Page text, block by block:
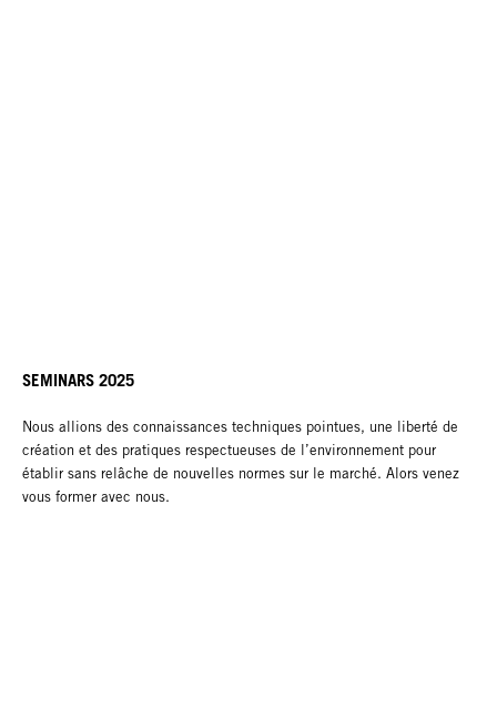
SEMINARS 2025
Nous allions des connaissances techniques pointues, une liberté de
création et des pratiques respectueuses de l’environnement pour
établir sans relâche de nouvelles normes sur le marché. Alors venez
vous former avec nous.